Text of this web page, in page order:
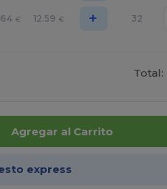
€ 12.59 € + 32
Total:
Agregar al Carrito
express